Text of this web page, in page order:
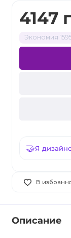
4147
Экономия
Я
В
Описание